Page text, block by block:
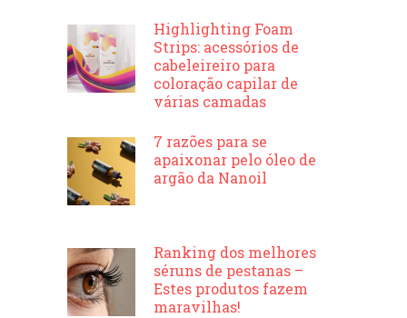
Highlighting Foam
Strips: acessórios de
cabeleireiro para
coloração capilar de
várias camadas
7 razões para se
apaixonar pelo óleo de
argão da Nanoil
Ranking dos melhores
séruns de pestanas –
Estes produtos fazem
maravilhas!